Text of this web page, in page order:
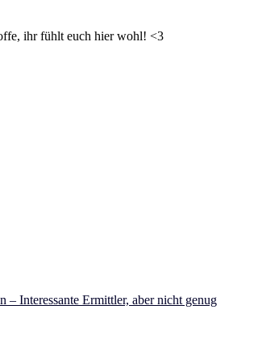
ihr fühlt euch hier wohl! <3
– Interessante Ermittler, aber nicht genug